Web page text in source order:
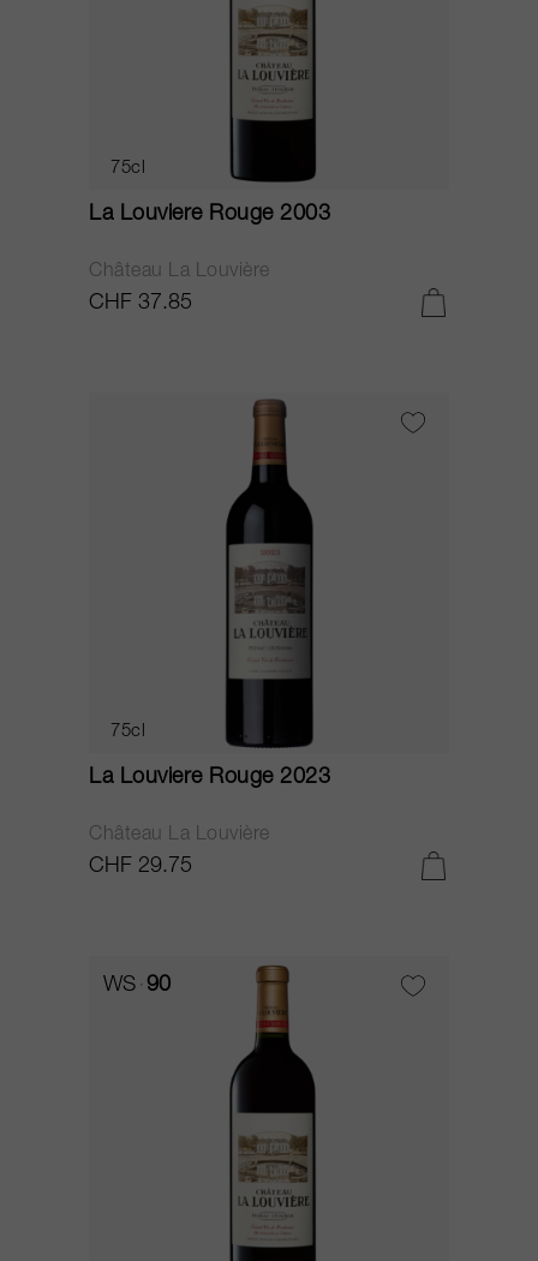
75cl
La Louviere Rouge 2003
Château La Louvière
CHF 37.85
75cl
La Louviere Rouge 2023
Château La Louvière
CHF 29.75
WS 90